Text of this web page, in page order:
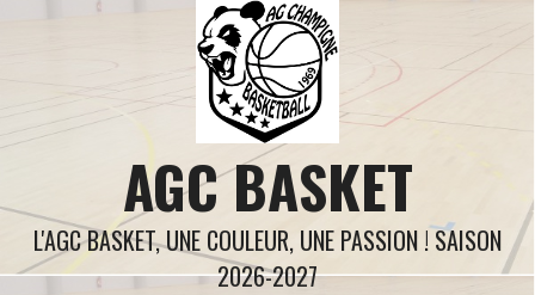
AGC BASKET
L'AGC BASKET, UNE COULEUR, UNE PASSION ! SAISON
2026-2027